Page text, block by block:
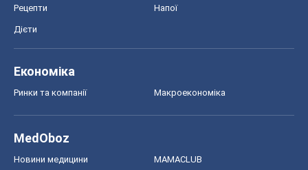
Рецепти Напої
Дієти
Економіка
Ринки та компанії Макроекономіка
MedOboz
Новини медицини MAMACLUB